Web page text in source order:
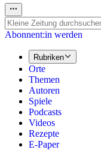
Abonnent:in werden
Rubriken
Orte
Themen
Autoren
Spiele
Podcasts
Videos
Rezepte
E-Paper